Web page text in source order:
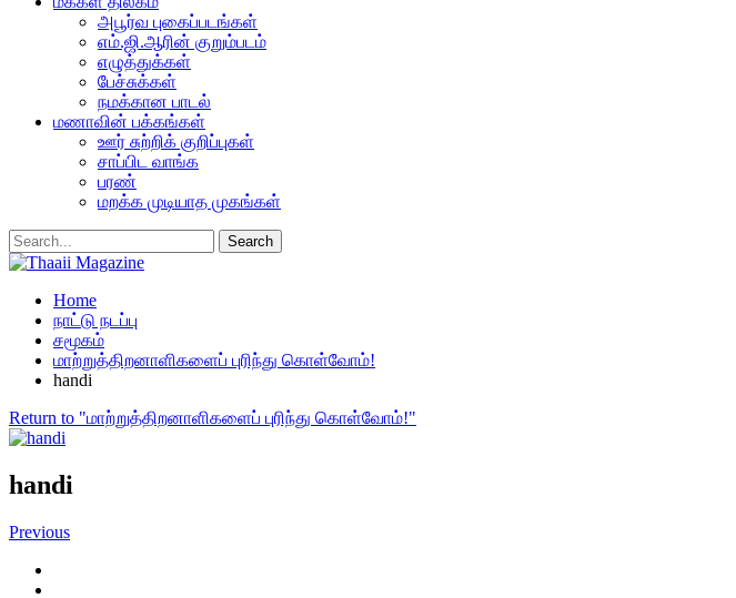
அபூர்வ புகைப்படங்கள்
எம்.ஜி.ஆரின் குறும்படம்
எழுத்துக்கள்
பேச்சுக்கள்
நமக்கான பாடல்
மணாவின் பக்கங்கள்
ஊர் சுற்றிக் குறிப்புகள்
சாப்பிட வாங்க
பரண்
மறக்க முடியாத முகங்கள்
Home
நாட்டு நடப்பு
சமூகம்
மாற்றுத்திறனாளிகளைப் புரிந்து கொள்வோம்!
handi
Return to "மாற்றுத்திறனாளிகளைப் புரிந்து கொள்வோம்!"
handi
Previous